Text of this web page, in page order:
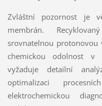
Zvláštní pozornost je
membrán.
srovnatelnou protonovou
chemickou odolnost v
vyžaduje detailní
optimalizaci
elektrochemickou